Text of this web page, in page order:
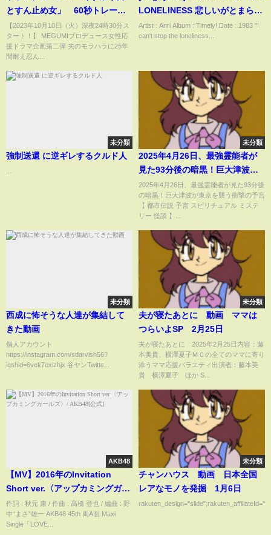
とすん止め女」 60秒トレーラ
ー
【2023年10月10日（火）深夜24時30分ス
タート！】 MEGUMIプロデュース女性応
援ドラマ企画第二弾 夫のモラハラに25年
間耐え忍ん...
LONELINESS 悲しいがとまらな
い - Anri
Artist : Anri Album : Timely! Date : 1983 "I
can't stop the loneliness...
未分類
強制送還 に逆ギレするクルド人
未分類
2025年4月26日、最強霊能者が
見た93分後の暗黒！巨大津波が
東京を襲う衝撃の予言【 都市伝
説 予言 スピリチュアル ミステリ
ー 怪談 】
2025年4月26日、最強霊能者が見た93分後
の暗黒！巨大津波が東京を襲う衝撃の予言
【 都市伝説 予言 スピリチュアル ミステ
リー 怪談 】...
未分類
西成に怖そうな人達が集結して
きた動画
個人アカウント
https://instagram.com/sdarvish56?
igshid=6vek7exizhjx 谷ヤンTwitte...
未分類
夫が寝たあとに 動画 ママは
つらいよSP 2月25日
夫が寝たあとに 2025年2月25日内容：藤
本美貴、横澤夏子ＭＣの全てのママに寄り
添うママ応援バラエティ出演者：藤本美
貴 横澤夏子 ほか S...
AKB48
【MV】2016年のInvitation
Short ver.〈アップカミングガー
ルズ〉/ AKB48[公式]
作詞 : 秋元 康 / 作曲 : 高橋 登也 / 編曲 : 野
中“まさ”雄一 AKB48 45th 両A面 Maxi
Single「LOVE...
未分類
チャンハウス 動画 日本全国
レアなモノを発掘 1月6日